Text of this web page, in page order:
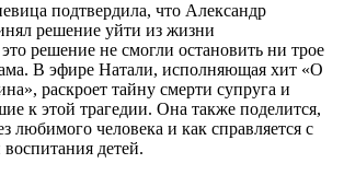
подтвердила, что Александр
решение уйти из жизни
решение не смогли остановить ни трое
В эфире Натали, исполняющая хит «О
раскроет тайну смерти супруга и
к этой трагедии. Она также поделится,
любимого человека и как справляется с
воспитания детей.